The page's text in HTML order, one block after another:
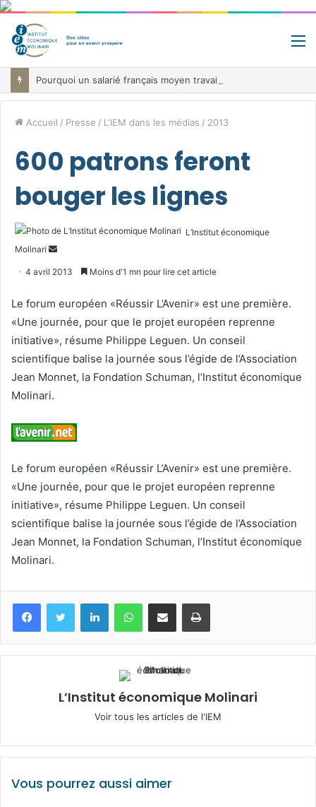
Accueil / Presse / L'IEM dans les médias / 2013
600 patrons feront
bouger les lignes
L’Institut économique
Molinari
Envoyer
4 avril 2013 Moins d'1 mn pour lire cet article
Le forum européen «Réussir L’Avenir» est une première.
«Une journée, pour que le projet européen reprenne
initiative», résume Philippe Leguen. Un conseil
scientifique balise la journée sous l’égide de l’Association
Jean Monnet, la Fondation Schuman, l’Institut économique
Molinari.
Le forum européen «Réussir L’Avenir» est une première.
«Une journée, pour que le projet européen reprenne
initiative», résume Philippe Leguen. Un conseil
scientifique balise la journée sous l’égide de l’Association
Jean Monnet, la Fondation Schuman, l’Institut économique
Molinari.
FacebookTwitter LinkedinWhatsApp
Partagez par mail Imprimez
L’Institut économique Molinari
Voir tous les articles de l'IEM
Vous pourrez aussi aimer